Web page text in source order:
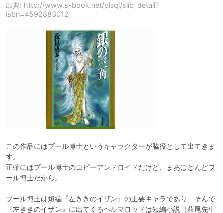
出典: http://www.s-book.net/plsql/slib_detail?
isbn=4592883012
この作品にはブール博士というキャラクターが脇役として出てきま
す。
正確にはブール博士のコピーアンドロイドだけど、まあほとんどブ
ール博士だから。
ブール博士は短編『左ききのイザン』の主要キャラであり、そんで
『左ききのイザン』に出てくるヘルマロッドは短編小説（萩尾先生